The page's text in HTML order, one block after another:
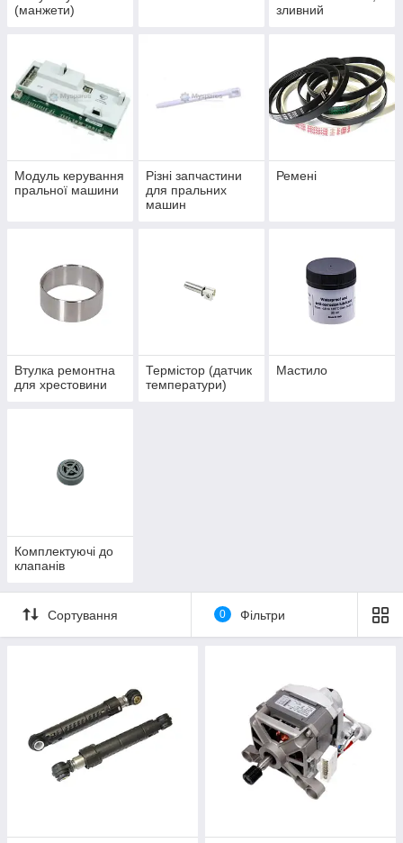
(манжети)
зливний
Модуль керування
пральної машини
Різні запчастини
для пральних
машин
Ремені
Втулка ремонтна
для хрестовини
Термістор (датчик
температури)
Мастило
Комплектуючі до
клапанів
Сортування 0 Фільтри